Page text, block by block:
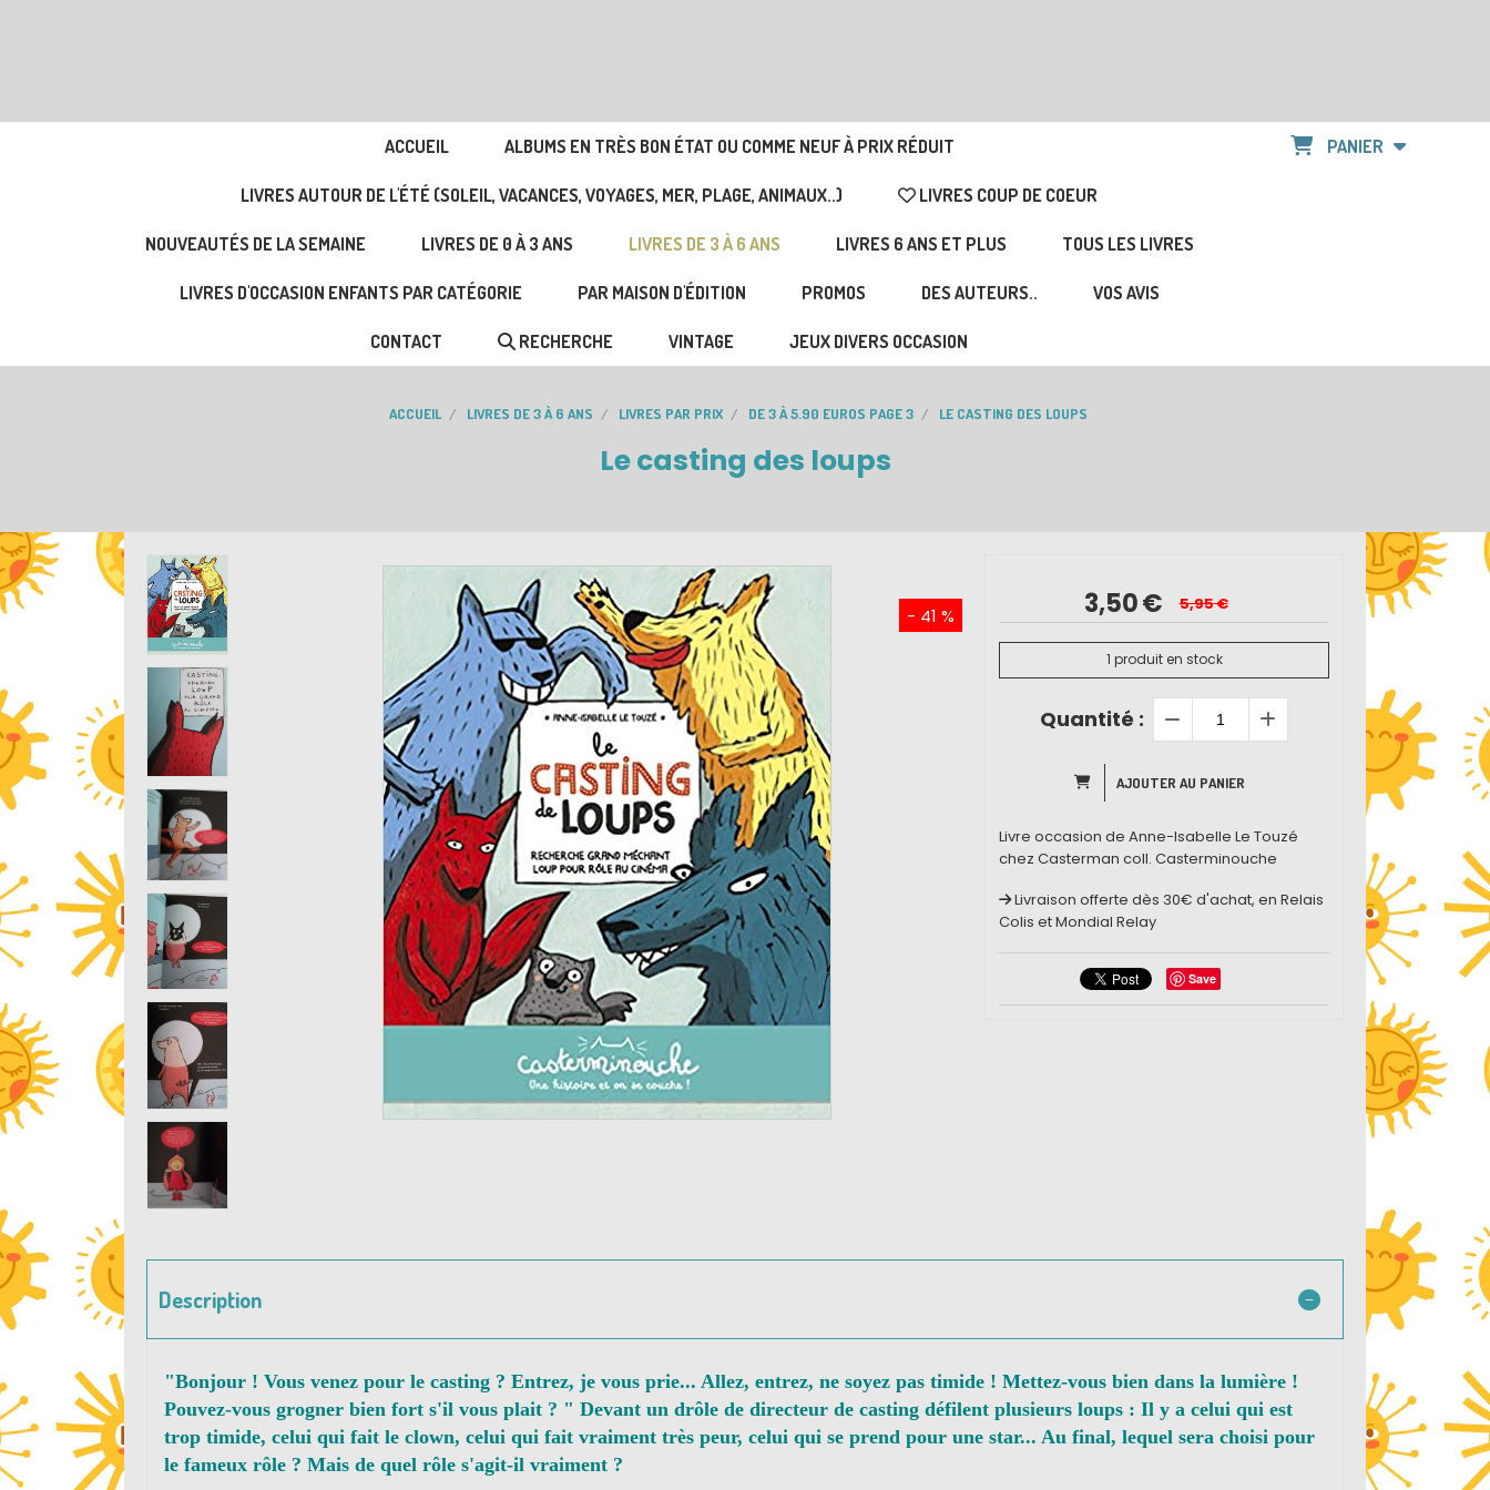
ACCUEIL ALBUMS EN TRÈS BON ÉTAT OU COMME NEUF À PRIX RÉDUIT
LIVRES AUTOUR DE L'ÉTÉ (SOLEIL, VACANCES, VOYAGES, MER, PLAGE, ANIMAUX..) LIVRES COUP DE COEUR
NOUVEAUTÉS DE LA SEMAINE LIVRES DE 0 À 3 ANS LIVRES DE 3 À 6 ANS LIVRES 6 ANS ET PLUS TOUS LES LIVRES
LIVRES D'OCCASION ENFANTS PAR CATÉGORIE PAR MAISON D'ÉDITION PROMOS DES AUTEURS.. VOS AVIS
CONTACT RECHERCHE VINTAGE JEUX DIVERS OCCASION
PANIER
ACCUEIL LIVRES DE 3 À 6 ANS LIVRES PAR PRIX DE 3 À 5.90 EUROS PAGE 3 LE CASTING DES LOUPS
Le casting des loups
- 41 % 3,50€ 5,95€
1 produit en stock
Quantité :
AJOUTER AU PANIER
Livre occasion de Anne-Isabelle Le Touzé
chez Casterman coll. Casterminouche
Livraison offerte dès 30€ d'achat, en Relais
Colis et Mondial Relay
Save
Description
"Bonjour ! Vous venez pour le casting ? Entrez, je vous prie... Allez, entrez, ne soyez pas timide ! Mettez-vous bien dans la lumière !
Pouvez-vous grogner bien fort s'il vous plait ? " Devant un drôle de directeur de casting défilent plusieurs loups : Il y a celui qui est
trop timide, celui qui fait le clown, celui qui fait vraiment très peur, celui qui se prend pour une star... Au final, lequel sera choisi pour
le fameux rôle ? Mais de quel rôle s'agit-il vraiment ?